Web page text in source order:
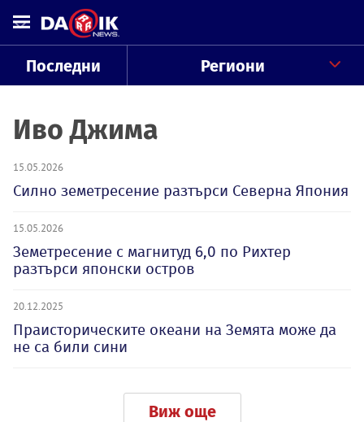
Последни Региони
Иво Джима
15.05.2026
Силно земетресение разтърси Северна Япония
15.05.2026
Земетресение с магнитуд 6,0 по Рихтер
разтърси японски остров
20.12.2025
Праисторическите океани на Земята може да
не са били сини
Виж още